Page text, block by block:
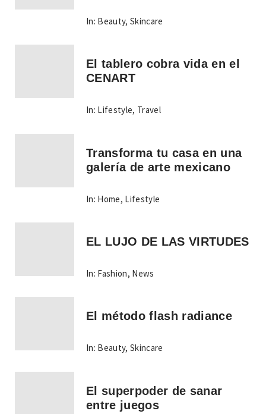
In: Beauty,Skincare
El tablero cobra vida en el
CENART
In: Lifestyle, Travel
Transforma tu casa en una
galería de arte mexicano
In: Home, Lifestyle
EL LUJO DE LAS VIRTUDES
In: Fashion, News
El método flash radiance
In: Beauty,Skincare
El superpoder de sanar
entre juegos